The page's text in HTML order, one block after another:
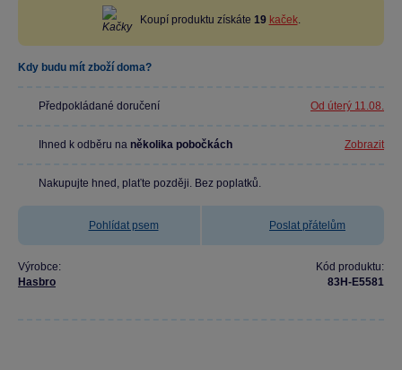
Koupí produktu získáte 19 kaček.
Kdy budu mít zboží doma?
Předpokládané doručení Od úterý 11.08.
Ihned k odběru na několika pobočkách Zobrazit
Nakupujte hned, plaťte později. Bez poplatků.
Pohlídat psem Poslat přátelům
Výrobce:
Hasbro
Kód produktu:
83H-E5581